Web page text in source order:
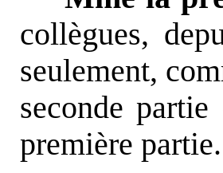
collègues,
seulement,
seconde
première partie.